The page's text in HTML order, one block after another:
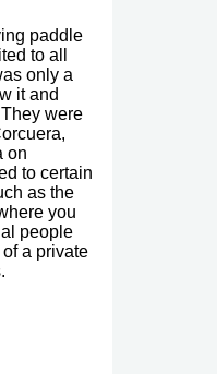
paddle
to all
only a
it and
were
on
to certain
as the
you
people
a private